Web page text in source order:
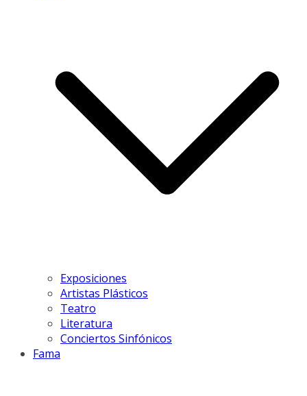
Exposiciones
Artistas Plásticos
Teatro
Literatura
Conciertos Sinfónicos
Fama